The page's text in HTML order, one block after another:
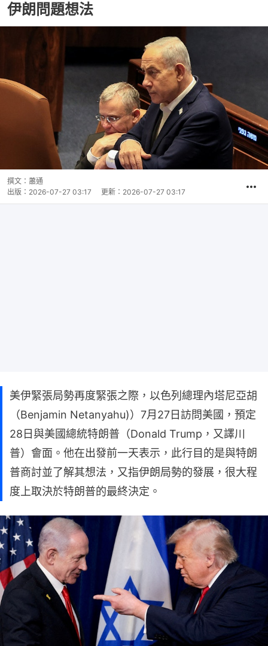
伊朗問題想法
撰文： 蕭通
出版： 2026-07-27 03:17 更新： 2026-07-27 03:17
美伊緊張局勢再度緊張之際，以色列總理內塔尼亞胡
（Benjamin Netanyahu)）7月27日訪問美國，預定
28日與美國總統特朗普（Donald Trump，又譯川
普）會面。他在出發前一天表示，此行目的是與特朗
普商討並了解其想法，又指伊朗局勢的發展，很大程
度上取決於特朗普的最終決定。